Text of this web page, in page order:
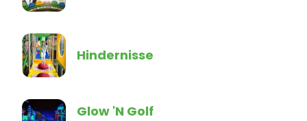
Hindernisse
Glow 'N Golf